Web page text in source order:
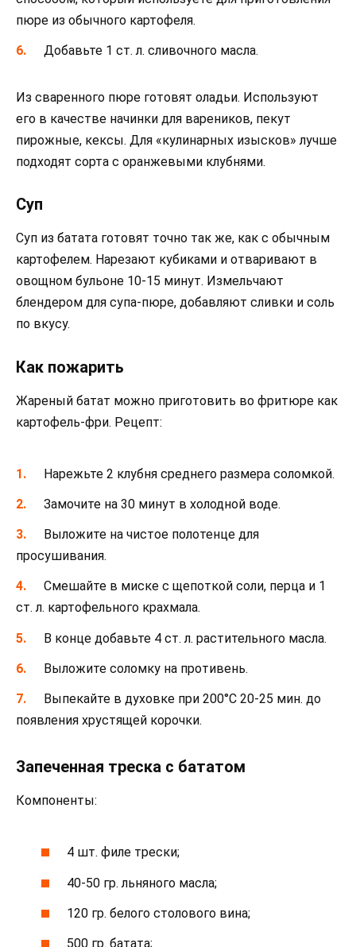
пюре из обычного картофеля.
Добавьте 1 ст. л. сливочного масла.
Из сваренного пюре готовят оладьи. Используют
его в качестве начинки для вареников, пекут
пирожные, кексы. Для «кулинарных изысков» лучше
подходят сорта с оранжевыми клубнями.
Суп
Суп из батата готовят точно так же, как с обычным
картофелем. Нарезают кубиками и отваривают в
овощном бульоне 10-15 минут. Измельчают
блендером для супа-пюре, добавляют сливки и соль
по вкусу.
Как пожарить
Жареный батат можно приготовить во фритюре как
картофель-фри. Рецепт:
Нарежьте 2 клубня среднего размера соломкой.
Замочите на 30 минут в холодной воде.
Выложите на чистое полотенце для
просушивания.
Смешайте в миске с щепоткой соли, перца и 1
ст. л. картофельного крахмала.
В конце добавьте 4 ст. л. растительного масла.
Выложите соломку на противень.
Выпекайте в духовке при 200°С 20-25 мин. до
появления хрустящей корочки.
Запеченная треска с бататом
Компоненты:
4 шт. филе трески;
40-50 гр. льняного масла;
120 гр. белого столового вина;
500 гр. батата;